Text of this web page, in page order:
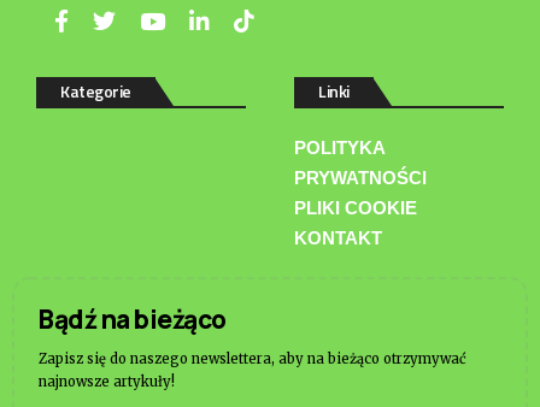
Kategorie Linki
POLITYKA
PRYWATNOŚCI
PLIKI COOKIE
KONTAKT
Bądź na bieżąco
Zapisz się do naszego newslettera, aby na bieżąco otrzymywać
najnowsze artykuły!